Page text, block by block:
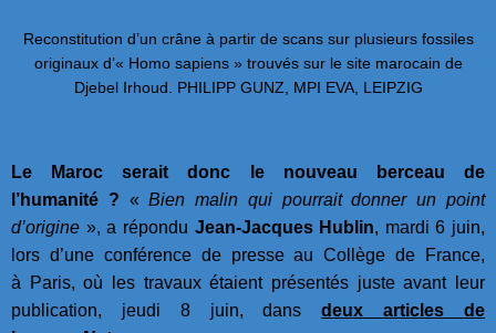
Reconstitution d’un crâne à partir de scans sur plusieurs fossiles
originaux d’« Homo sapiens » trouvés sur le site marocain de
Djebel Irhoud. PHILIPP GUNZ, MPI EVA, LEIPZIG
Le Maroc serait donc le nouveau berceau de
l’humanité ? «Bien malin qui pourrait donner un point
d’origine », a répondu Jean-Jacques Hublin, mardi 6 juin,
lors d’une conférence de presse au Collège de France,
à Paris, où les travaux étaient présentés juste avant leur
publication, jeudi 8 juin, dansdeux articles de